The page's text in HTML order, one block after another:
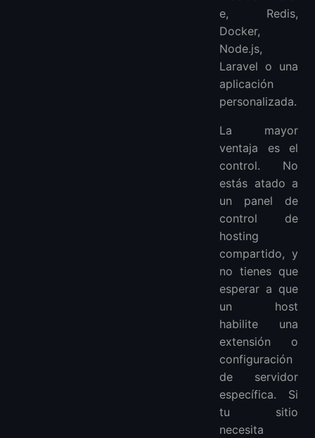
e, Redis,
Docker,
Node.js,
Laravel o una
aplicación
personalizada.
La mayor
ventaja es el
control. No
estás atado a
un panel de
control de
hosting
compartido, y
no tienes que
esperar a que
un host
habilite una
extensión o
configuración
de servidor
específica. Si
tu sitio
necesita